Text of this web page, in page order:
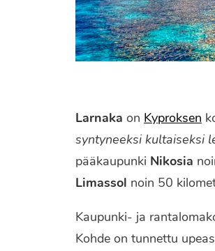
Larnaka on Kyproksen
syntyneeksi kultaiseksi
pääkaupunki Nikosia
Limassol noin 50
Kaupunki- ja
Kohde on tunnettu